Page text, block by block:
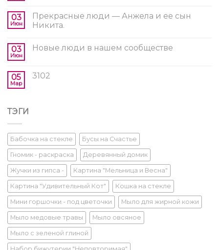
03
Июн
Прекрасные люди — Анжела и ее сын
Никита.
03
Июн
Новые люди в нашем сообществе
05
Мар
3102
ТЭГИ
Бабочка на стекле Бусы на Счастье
Гномик - раскраска Деревянный домик
Жучки из гипса - Картина "Мельница и Весна"
Картина "Удивительный Кот" Кошка на стекле
Мини горшочки - под цветочки Мыло для жирной кожи
Мыло медовые травы Мыло овсяное
Мыло с зеленой глиной